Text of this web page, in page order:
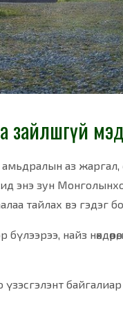
зайлшгүй
аз жаргал,
энэ зун
тайлах вэ гэдэг
бүлээрээ, найз
байгалиар